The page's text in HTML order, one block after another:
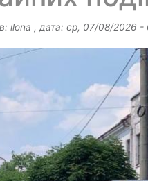
ilona , дата: ср, 07/08/2026 -